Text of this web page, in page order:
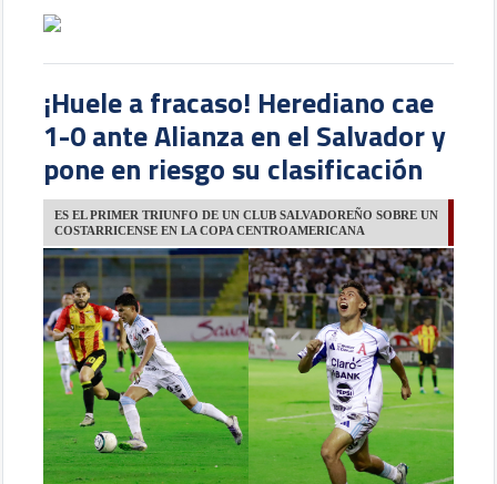
¡Huele a fracaso! Herediano cae
1-0 ante Alianza en el Salvador y
pone en riesgo su clasificación
ES EL PRIMER TRIUNFO DE UN CLUB SALVADOREÑO SOBRE UN
COSTARRICENSE EN LA COPA CENTROAMERICANA